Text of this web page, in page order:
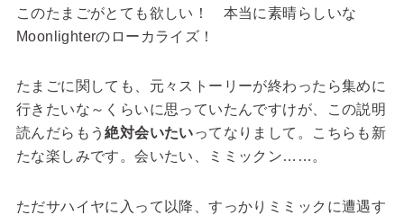
このたまごがとても欲しい！ 本当に素晴らしいな
Moonlighterのローカライズ！
たまごに関しても、元々ストーリーが終わったら集めに
行きたいな～くらいに思っていたんですけが、この説明
読んだらもう絶対会いたいってなりまして。こちらも新
たな楽しみです。会いたい、ミミックン……。
ただサハイヤに入って以降、すっかりミミックに遭遇す